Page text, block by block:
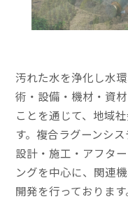
汚れた水を浄化し水
術・設備・機材・資
ことを通じて、地域
す。複合ラグーンシ
設計・施工・アフタ
ングを中心に、関連
開発を行っております